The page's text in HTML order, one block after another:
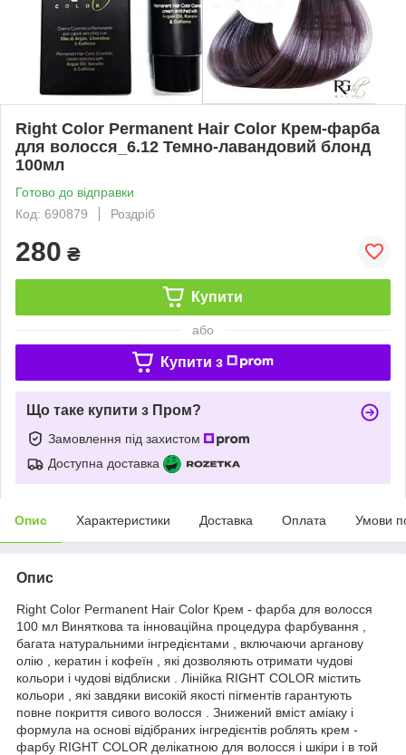
Right Color Permanent Hair Color Крем-фарба
для волосся_6.12 Темно-лавандовий блонд
100мл
Готово до відправки
Код: 690879
Роздріб
280 ₴
Купити
або
Купити з
Що таке купити з Пром?
Замовлення під захистом
Доступна доставка
Опис Характеристики Доставка Оплата Умови
Опис
Right Color Permanent Hair Color Крем - фарба для волосся
100 мл Виняткова та інноваційна процедура фарбування ,
багата натуральними інгредієнтами , включаючи арганову
олію , кератин і кофеїн , які дозволяють отримати чудові
кольори і чудові відблиски . Лінійка RIGHT COLOR містить
кольори , які завдяки високій якості пігментів гарантують
повне покриття сивого волосся . Знижений вміст аміаку і
формула на основі відібраних інгредієнтів роблять крем -
фарбу RIGHT COLOR делікатною для волосся і шкіри і в той